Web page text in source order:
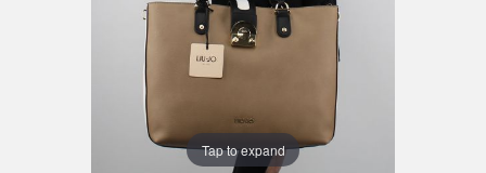
Tap to expand